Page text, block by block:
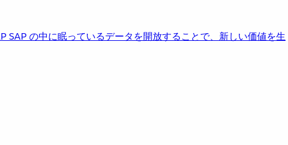
SAP の中に眠っているデータを開放することで、新しい価値を生